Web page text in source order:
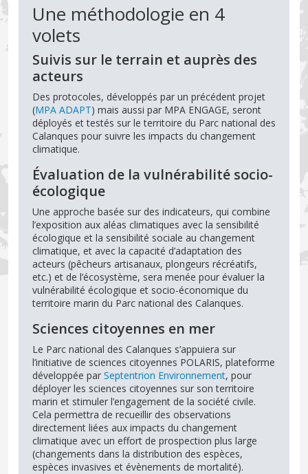
Une méthodologie en 4
volets
Suivis sur le terrain et auprès des
acteurs
Des protocoles, développés par un précédent projet
(MPA ADAPT) mais aussi par MPA ENGAGE, seront
déployés et testés sur le territoire du Parc national des
Calanques pour suivre les impacts du changement
climatique.
Évaluation de la vulnérabilité socio-
écologique
Une approche basée sur des indicateurs, qui combine
l’exposition aux aléas climatiques avec la sensibilité
écologique et la sensibilité sociale au changement
climatique, et avec la capacité d’adaptation des
acteurs (pêcheurs artisanaux, plongeurs récréatifs,
etc.) et de l’écosystème, sera menée pour évaluer la
vulnérabilité écologique et socio-économique du
territoire marin du Parc national des Calanques.
Sciences citoyennes en mer
Le Parc national des Calanques s’appuiera sur
l’initiative de sciences citoyennes POLARIS, plateforme
développée par Septentrion Environnement, pour
déployer les sciences citoyennes sur son territoire
marin et stimuler l’engagement de la société civile.
Cela permettra de recueillir des observations
directement liées aux impacts du changement
climatique avec un effort de prospection plus large
(changements dans la distribution des espèces,
espèces invasives et évènements de mortalité).